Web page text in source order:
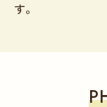
す。